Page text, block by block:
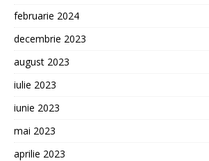
februarie 2024
decembrie 2023
august 2023
iulie 2023
iunie 2023
mai 2023
aprilie 2023